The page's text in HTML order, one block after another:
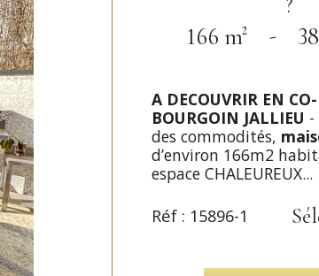
?
166 m² -
A DECOUVRIR EN
BOURGOIN JALLIEU -
des commodités,
d’environ 166m2
espace CHALEUREUX...
Réf : 15896-1